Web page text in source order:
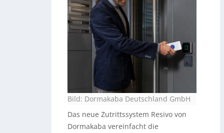
Bild: Dormakaba Deutschland GmbH
Das neue Zutrittssystem Resivo von
Dormakaba vereinfacht die